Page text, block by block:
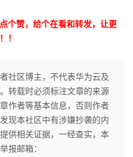
个赞，给个在看和转发，让更
！
社区博主，不代表华为云及
转载时必须标注文章的来源
作者等基本信息，否则作者
现本社区中有涉嫌抄袭的内
供相关证据，一经查实，本
报邮箱：